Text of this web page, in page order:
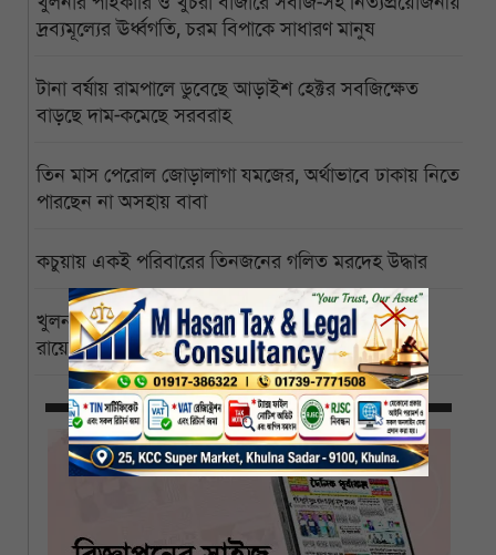
দ্রব্যমূল্যের ঊর্ধ্বগতি, চরম বিপাকে সাধারণ মানুষ
টানা বর্ষায় রামপালে ডুবেছে আড়াইশ হেক্টর সবজিক্ষেত
বাড়ছে দাম-কমেছে সরবরাহ
তিন মাস পেরোল জোড়ালাগা যমজের, অর্থাভাবে ঢাকায় নিতে
পারছেন না অসহায় বাবা
কচুয়ায় একই পরিবারের তিনজনের গলিত মরদেহ উদ্ধার
খুলনা বিশ্ববিদ্যালয়ের পাইকগাছা ক্যাম্পাস বিজ্ঞানী পিসি
রায়ের নামে নামকরণের দাবি